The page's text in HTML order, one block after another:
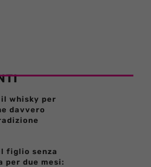
il whisky per
davvero
figlio senza
per due mesi: